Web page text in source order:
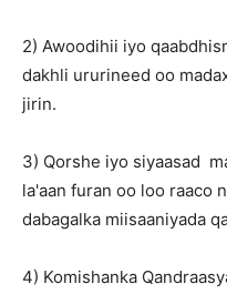
2) Awoodihii iyo
dakhli ururineed oo
jirin.
3) Qorshe iyo siyaasad
la'aan furan oo loo raaco
dabagalka miisaaniyada
4) Komishanka